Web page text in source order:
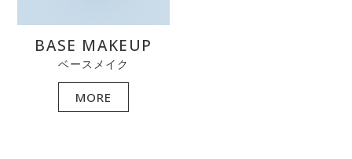
BASE MAKEUP
ベースメイク
MORE